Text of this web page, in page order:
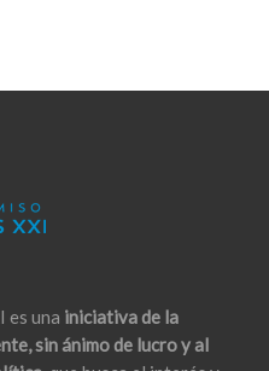
es una iniciativa de la
sin ánimo de lucro y al